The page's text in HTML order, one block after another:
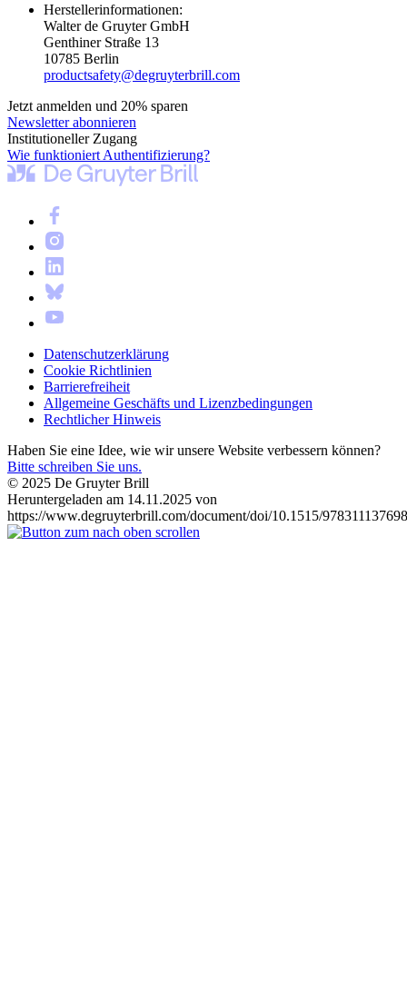
Herstellerinformationen:
Walter de Gruyter GmbH
Genthiner Straße 13
10785 Berlin
productsafety@degruyterbrill.com
Jetzt anmelden und 20% sparen
Newsletter abonnieren
Institutioneller Zugang
Wie funktioniert Authentifizierung?
Datenschutzerklärung
Cookie Richtlinien
Barrierefreiheit
Allgemeine Geschäfts und Lizenzbedingungen
Rechtlicher Hinweis
Haben Sie eine Idee, wie wir unsere Website verbessern können?
Bitte schreiben Sie uns.
© 2025 De Gruyter Brill
Heruntergeladen am 14.11.2025 von
https://www.degruyterbrill.com/document/doi/10.1515/